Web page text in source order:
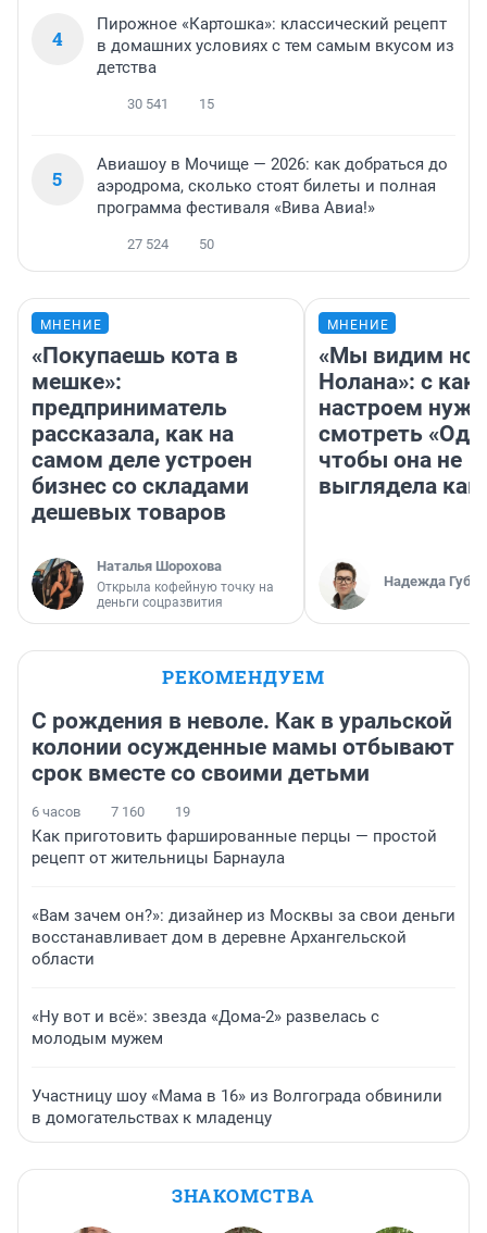
4
Пирожное «Картошка»: классический рецепт
в домашних условиях с тем самым вкусом из
детства
30 541 15
5
Авиашоу в Мочище — 2026: как добраться до
аэродрома, сколько стоят билеты и полная
программа фестиваля «Вива Авиа!»
27 524 50
МНЕНИЕ
«Покупаешь кота в
мешке»:
предприниматель
рассказала, как на
самом деле устроен
бизнес со складами
дешевых товаров
Наталья Шорохова
Открыла кофейную точку на
деньги соцразвития
МНЕНИЕ
«Мы видим
Нолана»: с
настроем
смотреть
чтобы она не
выглядела как
Надежда
РЕКОМЕНДУЕМ
С рождения в неволе. Как в уральской
колонии осужденные мамы отбывают
срок вместе со своими детьми
6 часов 7 160 19
Как приготовить фаршированные перцы — простой
рецепт от жительницы Барнаула
«Вам зачем он?»: дизайнер из Москвы за свои деньги
восстанавливает дом в деревне Архангельской
области
«Ну вот и всё»: звезда «Дома-2» развелась с
молодым мужем
Участницу шоу «Мама в 16» из Волгограда обвинили
в домогательствах к младенцу
ЗНАКОМСТВА